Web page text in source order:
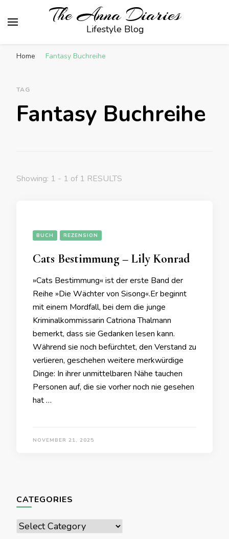
The Anna Diaries
Lifestyle Blog
Home Fantasy Buchreihe
TAG
Fantasy Buchreihe
Showing: 1 - 1 of 1 RESULTS
BUCH REZENSION
Cats Bestimmung – Lily Konrad
»Cats Bestimmung« ist der erste Band der
Reihe »Die Wächter von Sisong«.Er beginnt
mit einem Mordfall, bei dem die junge
Kriminalkommissarin Catriona Thalmann
bemerkt, dass sie Gedanken lesen kann.
Während sie noch befürchtet, den Verstand zu
verlieren, geschehen weitere merkwürdige
Dinge: In ihrer unmittelbaren Nähe tauchen
Personen auf, die sie vorher noch nie gesehen
hat …
NOVEMBER 21, 2025
CATEGORIES
Categories